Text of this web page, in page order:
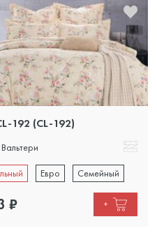
192 (CL-192)
Вальтери
Евро Семейный
₽ +